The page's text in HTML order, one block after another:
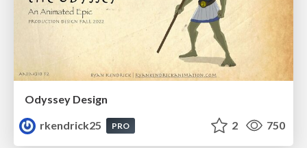
Odyssey Design
rkendrick25
PRO 2 750